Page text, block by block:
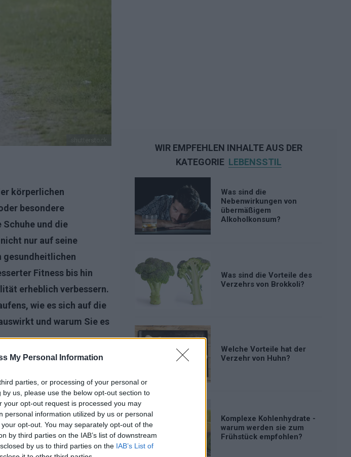
My Personal Information
parties, or processing of your personal or
us, please use the below opt-out section to
opt-out request is processed you may
personal information utilized by us or personal
opt-out. You may separately opt-out of the
by third parties on the IAB’s list of downstream
by us to third parties on the IAB’s List of
körperlichen
besondere
Schuhe und die
nur auf seine
gesundheitlichen
Fitness bis hin
erheblich verbessern.
, wie es sich auf die
und warum Sie es
WIR EMPFEHLEN INHALTE AUS DER
KATEGORIE LEBENSSTIL
Was sind die
Nebenwirkungen von
übermäßigem
Alkoholkonsum?
Was sind die Vorteile des
Verzehrs von Brokkoli?
Welche Vorteile hat der
Verzehr von Huhn?
Komplexe Kohlenhydrate -
warum werden sie zum
Frühstück empfohlen?